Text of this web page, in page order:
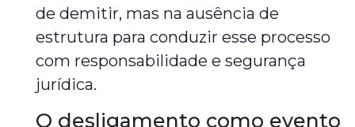
de demitir, mas na ausência de
estrutura para conduzir esse processo
com responsabilidade e segurança
jurídica.
O desligamento como evento